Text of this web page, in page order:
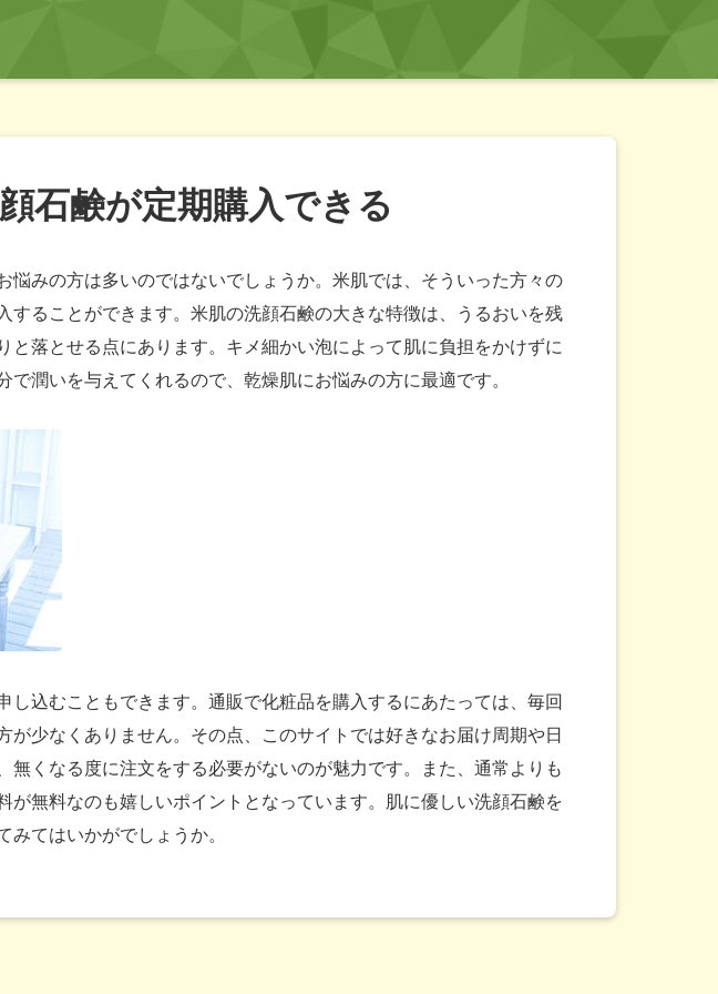
石鹸が定期購入できる
悩みの方は多いのではないでしょうか。米肌では、そういった方々の
することができます。米肌の洗顔石鹸の大きな特徴は、うるおいを残
と落とせる点にあります。キメ細かい泡によって肌に負担をかけずに
潤いを与えてくれるので、乾燥肌にお悩みの方に最適です。
し込むこともできます。通販で化粧品を購入するにあたっては、毎回
が少なくありません。その点、このサイトでは好きなお届け周期や日
無くなる度に注文をする必要がないのが魅力です。また、通常よりも
が無料なのも嬉しいポイントとなっています。肌に優しい洗顔石鹸を
てはいかがでしょうか。